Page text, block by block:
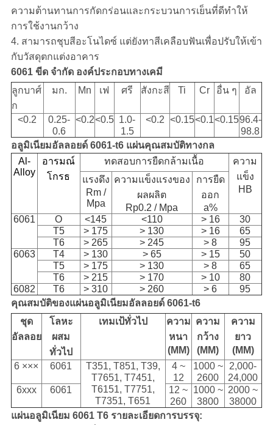
ความต้านทานการกัดกร่อนและกระบวนการเย็นที่ดีทำให้
การใช้งานกว้าง
4. สามารถชุบสีอะโนไดซ์ แต่ยังทาสีเคลือบฟันเพื่อปรับให้เข้า
กับวัสดุตกแต่งอาคาร
6061 ขีด จำกัด องค์ประกอบทางเคมี
ลูกบาศ์
ก
มก. Mn เฟ ศรี สังกะสี Ti Cr อื่น ๆ อัล
<0.2
0.25-
0.6
<0.2<0.5 1.0-
1.5
<0.2 <0.15<0.1<0.1596.4-
98.8
อลูมิเนียมอัลลอยด์ 6061-t6 แผ่นคุณสมบัติทางกล
Al-
Alloy
อารมณ์
โกรธ
ทดสอบการยืดกล้ามเนื้อ
ความ
แข็ง
HB
แรงดึง
Rm /
Mpa
ความแข็งแรงของ
ผลผลิต
Rp0.2 / Mpa
การยืด
ออก
a%
6061
O <145 <110 > 16
30
T5
> 175 > 130 > 16
65
T6
> 265 > 245 > 8
95
6063
T4 > 130 > 65 > 15
50
T5
> 175 > 130 > 8
65
T6
> 215 > 170 > 10
80
6082
T6 > 310 > 260 > 6
95
คุณสมบัติของแผ่นอลูมิเนียมอัลลอยด์ 6061-t6
ชุด
อัลลอย
โลหะ
ผสม
ทั่วไป
เทมเป้ทั่วไป
ความ
หนา
(MM)
ความ
กว้าง
(MM)
ความ
ยาว
(MM)
6 ×××
6061
T351, T851, T39,
T7651, T7451,
T6151, T7751,
T7351, T651
4 ~
12
1000 ~
2600
2,000-
24,000
6xxx
6061
12 ~
260
1000 ~
3800
2000 ~
38000
แผ่นอลูมิเนียม 6061 T6รายละเอียดการบรรจุ: